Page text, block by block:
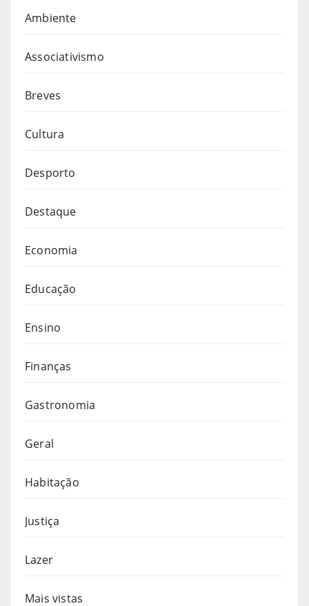
Ambiente
Associativismo
Breves
Cultura
Desporto
Destaque
Economia
Educação
Ensino
Finanças
Gastronomia
Geral
Habitação
Justiça
Lazer
Mais vistas